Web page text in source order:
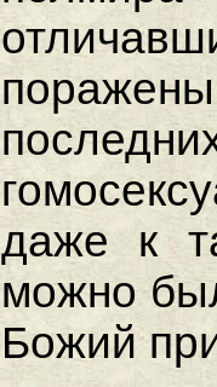
даже к
можно
Божий